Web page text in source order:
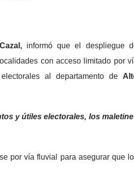
informó que el despliegue
con acceso limitado por
al departamento de
y útiles electorales, los
por vía fluvial para asegurar que